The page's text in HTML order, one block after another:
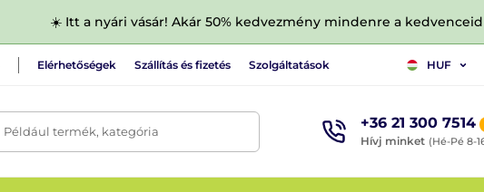
☀️ Itt a nyári vásár! Akár 50% kedvezmény mindenre a
Elérhetőségek Szállítás és fizetés Szolgáltatások HUF
Például termék, kategória +36 21 300 7514
Hívj minket (Hé-Pé 8-